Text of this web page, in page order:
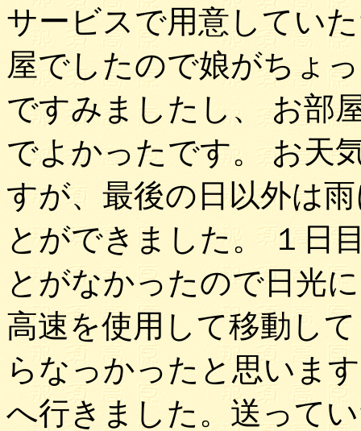
サービスで用意してい
屋でしたので娘がちょ
ですみましたし、 お部
でよかったです。 お天
すが、最後の日以外は
とができました。 １日
とがなかったので日光
高速を使用して移動し
らなっかったと思いま
へ行きました。送って